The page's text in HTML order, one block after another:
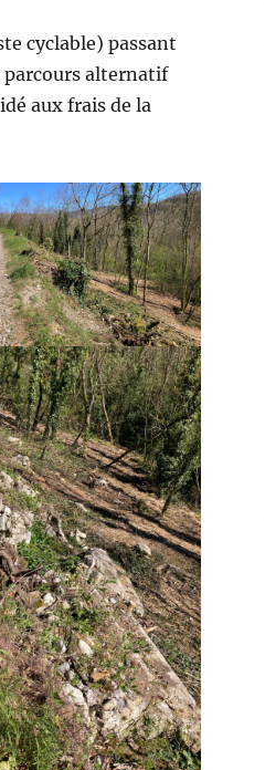
cyclable) passant
alternatif
aux frais de la